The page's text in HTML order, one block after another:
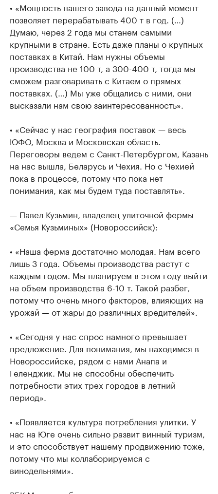
• «Мощность нашего завода на данный момент
позволяет перерабатывать 400 т в год. (…)
Думаю, через 2 года мы станем самыми
крупными в стране. Есть даже планы о крупных
поставках в Китай. Нам нужны объемы
производства не 100 т, а 300-400 т, тогда мы
сможем разговаривать с Китаем о прямых
поставках. (…) Мы уже общались с ними, они
высказали нам свою заинтересованность».
• «Сейчас у нас география поставок — весь
ЮФО, Москва и Московская область.
Переговоры ведем с Санкт-Петербургом, Казань
на нас вышла, Беларусь и Чехия. Но с Чехией
пока в процессе, потому что пока нет
понимания, как мы будем туда поставлять».
— Павел Кузьмин, владелец улиточной фермы
«Семья Кузьминых» (Новороссийск):
• «Наша ферма достаточно молодая. Нам всего
лишь 3 года. Объемы производства растут с
каждым годом. Мы планируем в этом году выйти
на объем производства 6-10 т. Такой разбег,
потому что очень много факторов, влияющих на
урожай — от жары до различных вредителей».
• «Сегодня у нас спрос намного превышает
предложение. Для понимания, мы находимся в
Новороссийске, рядом с нами Анапа и
Геленджик. Мы не способны обеспечить
потребности этих трех городов в летний
период».
• «Появляется культура потребления улитки. У
нас на Юге очень сильно развит винный туризм,
и это способствует нашему продвижению тоже,
потому что мы коллаборируемся с
винодельнями».